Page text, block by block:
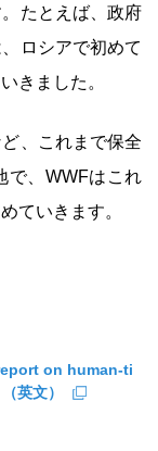
たとえば、政府
ロシアで初めて
きました。
、これまで保全
で、WWFはこれ
ていきます。
on human-ti
英文）